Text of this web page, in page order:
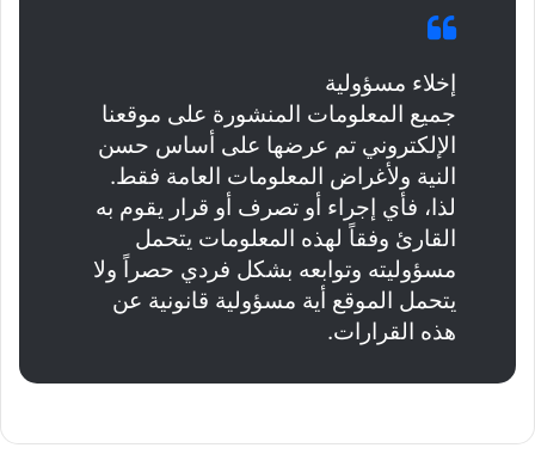
إخلاء مسؤولية
جميع المعلومات المنشورة على موقعنا
الإلكتروني تم عرضها على أساس حسن
النية ولأغراض المعلومات العامة فقط.
لذا، فأي إجراء أو تصرف أو قرار يقوم به
القارئ وفقاً لهذه المعلومات يتحمل
مسؤوليته وتوابعه بشكل فردي حصراً ولا
يتحمل الموقع أية مسؤولية قانونية عن
هذه القرارات.